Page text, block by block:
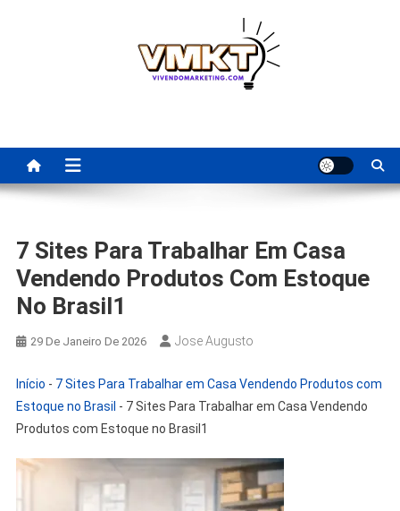
Para Revenda | Vivendo
Marketing
7 Sites Para Trabalhar Em Casa
Vendendo Produtos Com Estoque
No Brasil1
29 De Janeiro De 2026 Jose Augusto
Início - 7 Sites Para Trabalhar em Casa Vendendo Produtos com
Estoque no Brasil - 7 Sites Para Trabalhar em Casa Vendendo
Produtos com Estoque no Brasil1